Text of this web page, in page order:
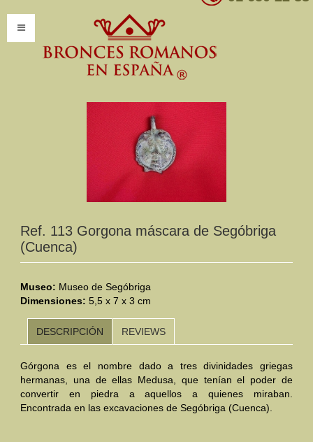
INFORMACIÓN
Introducción
Presentación
CATÁLOGO
Catálogo Completo
Clasificaciones
Otras Civilizaciones
Trabajos Especiales
Ref. 113 Gorgona máscara de Segóbriga
(Cuenca)
Museo: Museo de Segóbriga
Dimensiones: 5,5 x 7 x 3 cm
DESCRIPCIÓN REVIEWS
Górgona es el nombre dado a tres divinidades griegas
hermanas, una de ellas Medusa, que tenían el poder de
convertir en piedra a aquellos a quienes miraban.
Encontrada en las excavaciones de Segóbriga (Cuenca).